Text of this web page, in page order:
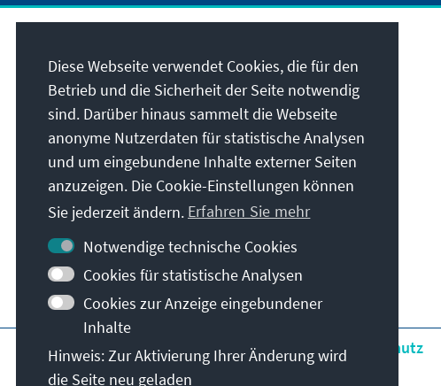
Anschrift
Konrad-Adenauer-Stiftung e.V.
Regionalprogramm Nordische Länder
Blasieholmsgatan 2A
111 48Stockholm
Schweden
Hauptseite der KAS Impressum Datenschutz
Diese Webseite verwendet Cookies, die für den
Betrieb und die Sicherheit der Seite notwendig
sind. Darüber hinaus sammelt die Webseite
anonyme Nutzerdaten für statistische Analysen
und um eingebundene Inhalte externer Seiten
anzuzeigen. Die Cookie-Einstellungen können
Sie jederzeit ändern. Erfahren Sie mehr
Notwendige technische Cookies
Cookies für statistische Analysen
Cookies zur Anzeige eingebundener
Inhalte
Hinweis: Zur Aktivierung Ihrer Änderung wird
die Seite neu geladen